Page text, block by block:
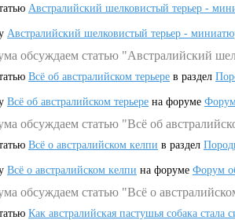
Австралийский шелковистый терьер -
Австралийский шелковистый терьер -
обсуждаем статью "Австралийский
Всё об австралийском терьере в раздел
Всё об австралийском терьере на форуме
обсуждаем статью "Всё об
Всё о австралийском келпи в раздел
Всё о австралийском келпи на форуме Форум
обсуждаем статью "Всё о
Как австралийская пастушья собака